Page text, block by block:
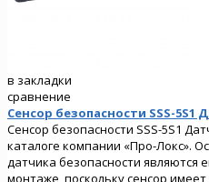
в закладки
сравнение
Сенсор безопасности SSS-5S1
Сенсор безопасности SSS-5S1
каталоге компании «Про-Локс».
датчика безопасности являются
монтаже, поскольку сенсор